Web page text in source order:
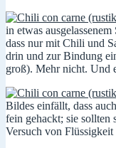
in etwas
dass nur mit Chili und
drin und zur Bindung
groß). Mehr nicht. Und
Bildes einfällt, dass
fein gehackt; sie sollten
Versuch von